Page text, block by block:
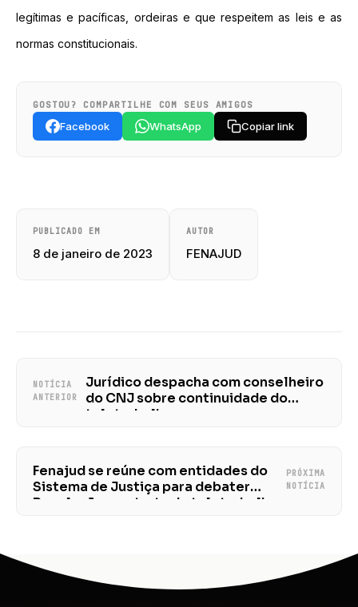
legítimas e pacíficas, ordeiras e que respeitem as leis e as
normas constitucionais.
GOSTOU? COMPARTILHE COM SEUS AMIGOS
Facebook WhatsApp Copiar link
PUBLICADO EM
8 de janeiro de 2023
AUTOR
FENAJUD
NOTÍCIA
ANTERIOR
Jurídico despacha com conselheiro
do CNJ sobre continuidade do
teletrabalho
Fenajud se reúne com entidades do
Sistema de Justiça para debater
Resolução que trata do teletrabalho
PRÓXIMA
NOTÍCIA